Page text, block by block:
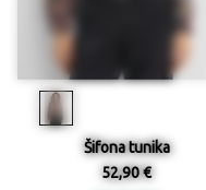
Šifona tunika
52,90 €